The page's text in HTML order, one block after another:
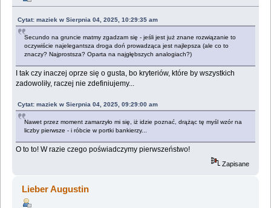
Cytat: maziek w Sierpnia 04, 2025, 10:29:35 am
Secundo na gruncie matmy zgadzam się - jeśli jest już znane rozwiązanie to
oczywiście najelegantsza droga doń prowadząca jest najlepsza (ale co to
znaczy? Najprostsza? Oparta na najgłębszych analogiach?)
I tak czy inaczej oprze się o gusta, bo kryteriów, które by wszystkich
zadowoliły, raczej nie zdefiniujemy...
Cytat: maziek w Sierpnia 04, 2025, 09:29:00 am
Nawet przez moment zamarzyło mi się, iż idzie poznać, drążąc tę myśl wzór na
liczby pierwsze - i róbcie w portki bankierzy...
O to to! W razie czego poświadczymy pierwszeństwo!
Zapisane
Lieber Augustin